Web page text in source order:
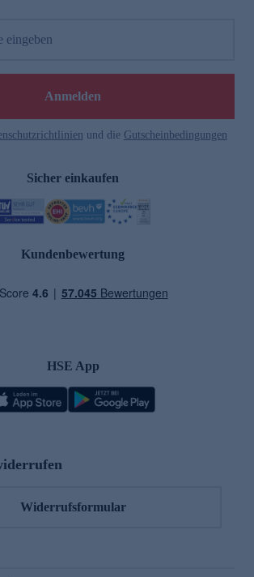
eingeben
Anmelden
und die Gutscheinbedingungen
Sicher einkaufen
Kundenbewertung
HSE App
Widerrufsformular